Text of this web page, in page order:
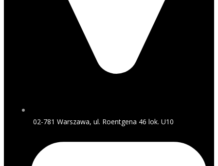
02-781 Warszawa, ul. Roentgena 46 lok. U10